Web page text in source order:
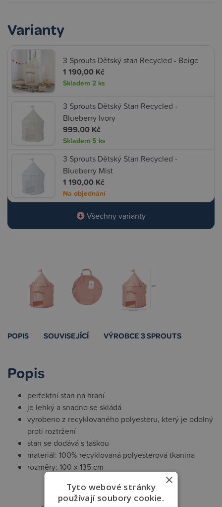
Varianty
3 Sprouts Dětský stan Recycled - Beige
1 190,00 Kč
Skladem 2 ks
3 Sprouts Dětský Stan Recycled -
Blueberry Ivory
999,00 Kč
Skladem 5 ks
3 Sprouts Dětský Stan Recycled -
Blueberry Mist
1 190,00 Kč
Na objednání
Všechny varianty
POPIS SOUVISEJÍCÍ VÝROBCE 3 SPROUTS
Popis
perfektní stan na hraní
je lehký a snadno se skládá
vyrobeno z recyklovaného polyesteru, který je odolný
proti roztržení
stan se dodává s taškou
materiál: 100% recyklovaná polyesterová tkanina
rozměry: 100 x 135 cm
×
Tyto webové stránky
používají soubory cookie.